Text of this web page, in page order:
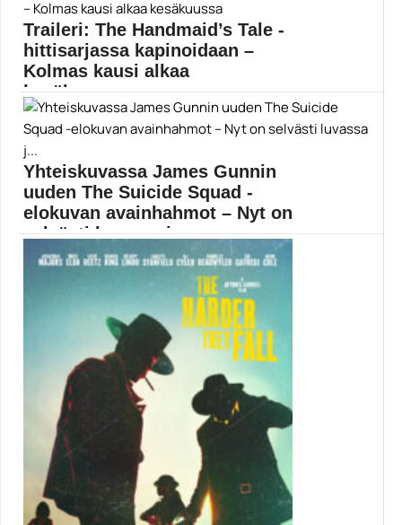
Uuden Robin Hoodin pääosissa nähdään Kingsman-
Elokuvat
Traileri: The Handmaid’s Tale -
hittisarjassa kapinoidaan –
Kolmas kausi alkaa
kesäkuussa
Margaret Atwoodin kirjaan perustuva The Handmaid’s
Tale -sarja...
Elisabeth Moss
Yhteiskuvassa James Gunnin
uuden The Suicide Squad -
elokuvan avainhahmot – Nyt on
selvästi luvassa j...
Empire-elokuvalehden uudet kansikuvat esittelevät
James Gunnin ohjaaman The...